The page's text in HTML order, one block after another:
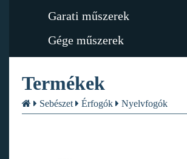
Garati műszerek
Gége műszerek
Termékek
Sebészet Érfogók Nyelvfogók